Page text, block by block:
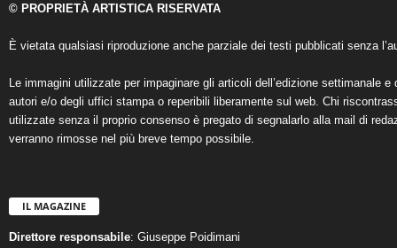
© PROPRIETÀ ARTISTICA RISERVATA
È vietata qualsiasi riproduzione anche parziale dei testi pubblicati senza
Le immagini utilizzate per impaginare gli articoli dell’edizione settimanale
autori e/o degli uffici stampa o reperibili liberamente sul web. Chi
utilizzate senza il proprio consenso è pregato di segnalarlo alla mail di
verranno rimosse nel più breve tempo possibile.
IL MAGAZINE
Direttore responsabile: Giuseppe Poidimani